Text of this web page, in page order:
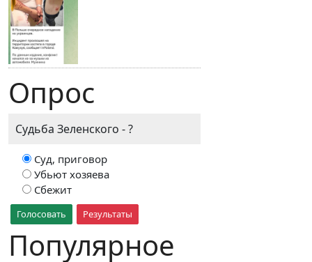
Опрос
Судьба Зеленского - ?
Суд, приговор
Убьют хозяева
Сбежит
Голосовать Результаты
Популярное